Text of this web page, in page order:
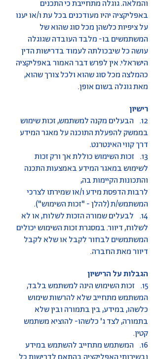
והמלאה. גוגלה מתחייבת כי התכנים
באפליקציה יהיו מעודכנים בכל עת ו/או יענו
על ציפיות כלשהן מכל סוג שהוא של
המשתמשים בו- מלבד העובדה שגוגלה
עושה כל שיבכולתה לעמוד בדרישות הדין
הישראלי. אין לפרש דבר האמור באפליקציה
כהמלצה מכל סוג שהוא ולכל צורך שהוא,
מאת גוגלה בשום אופן.
רישיון
12. הבעלים מקנה למשתמש, זכות שימוש
בממשק להפעלת התוכנה על מאגר המידע
דרך קווי האינטרנט.
13. זכות השימוש כוללת אך ורק זכות
לשימוש במאגר המידע באמצעות התכנה
והתכונות הקיימות בה,
לרבות הדפסת מידע ו/או שמירתו לצרכי
המשתמש/ת (להלן - "זכות השימוש").
14. לבעלים שמורה הזכות לשלוח, או לא
לשלוח, דיוור. במסגרת זכות השימוש יכולים
המשתמשים לבחור לקבל או שלא לקבל
דיוור מאת החברה.
הגבלות על הרישיון
15. זכות השימוש הינה למשתמש בלבד,
המשתמש מתחייב שלא להרשות שימוש
כלשהו, במידע, בין בתמורה ובין שלא
בתמורה, לצד ג' כלשהו- להוציא משתמש
קטין.
16. המשתמש מתחייב להשתמש במידע